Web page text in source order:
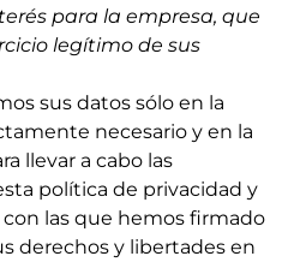
para la empresa, que
legítimo de sus
sus datos sólo en la
necesario y en la
llevar a cabo las
política de privacidad y
las que hemos firmado
derechos y libertades en